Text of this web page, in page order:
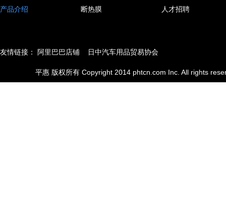
产品介绍
断热膜
人才招聘
友情链接： 阿里巴巴店铺 日中汽车用品贸易协会
平惠 版权所有 Copyright 2014 phtcn.com Inc. All rights